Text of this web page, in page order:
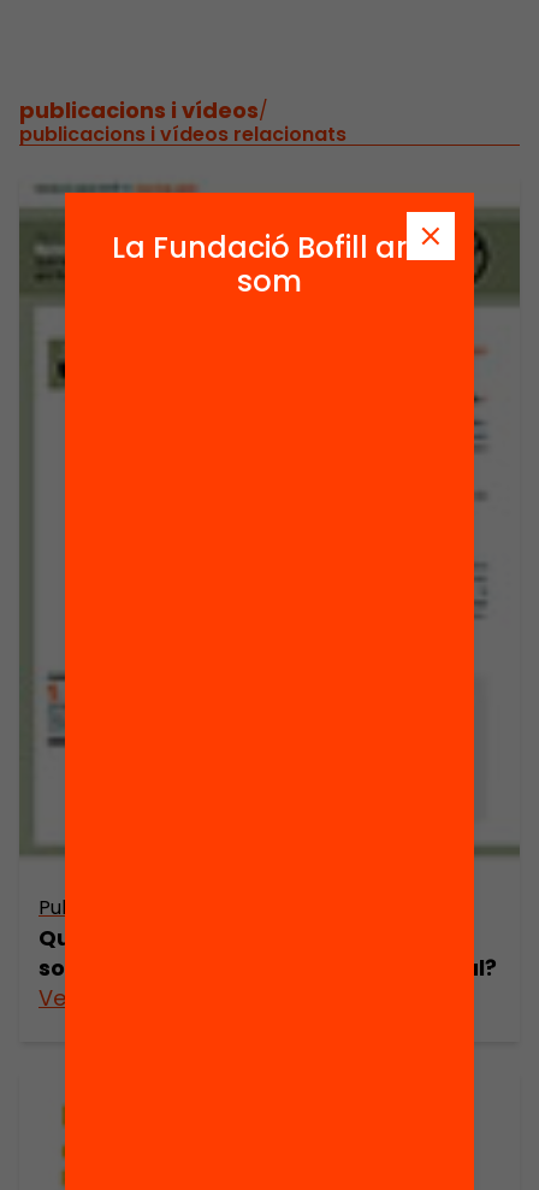
publicacions i vídeos/
publicacions i vídeos relacionats
Publicació
Què caracteritza els nous lideratges
socials i polítics de la Catalunya actual?
Veure’n més
La Fundació Bofill ara
som